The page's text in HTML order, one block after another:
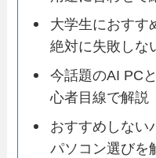
大学生におすす
絶対に失敗しな
今話題のAI PC
心者目線で解説
おすすめしない
パソコン選びを